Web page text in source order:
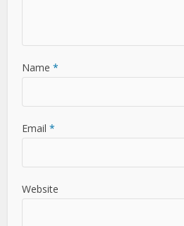
Name *
Email *
Website